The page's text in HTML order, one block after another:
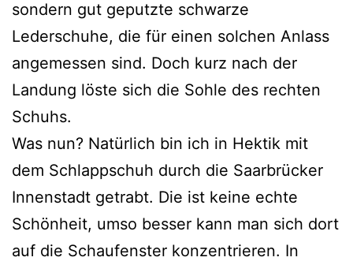
sondern gut geputzte schwarze
Lederschuhe, die für einen solchen Anlass
angemessen sind. Doch kurz nach der
Landung löste sich die Sohle des rechten
Schuhs.
Was nun? Natürlich bin ich in Hektik mit
dem Schlappschuh durch die Saarbrücker
Innenstadt getrabt. Die ist keine echte
Schönheit, umso besser kann man sich dort
auf die Schaufenster konzentrieren. In